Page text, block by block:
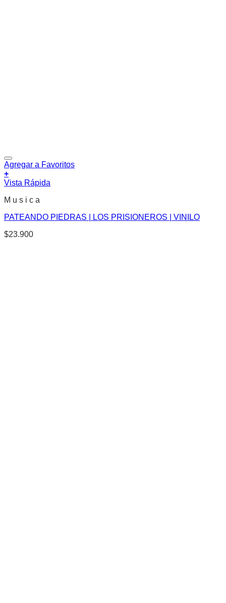
Agregar a Favoritos
+
Vista Rápida
M u s i c a
PATEANDO PIEDRAS | LOS PRISIONEROS | VINILO
$23.900